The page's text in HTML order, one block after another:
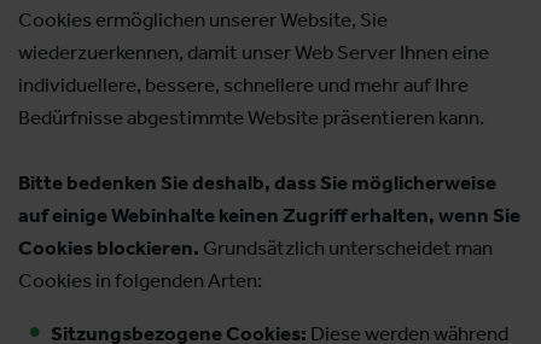
Cookies ermöglichen unserer Website, Sie
wiederzuerkennen, damit unser Web Server Ihnen eine
individuellere, bessere, schnellere und mehr auf Ihre
Bedürfnisse abgestimmte Website präsentieren kann.
Bitte bedenken Sie deshalb, dass Sie möglicherweise
auf einige Webinhalte keinen Zugriff erhalten, wenn Sie
Cookies blockieren. Grundsätzlich unterscheidet man
Cookies in folgenden Arten:
Sitzungsbezogene Cookies: Diese werden während